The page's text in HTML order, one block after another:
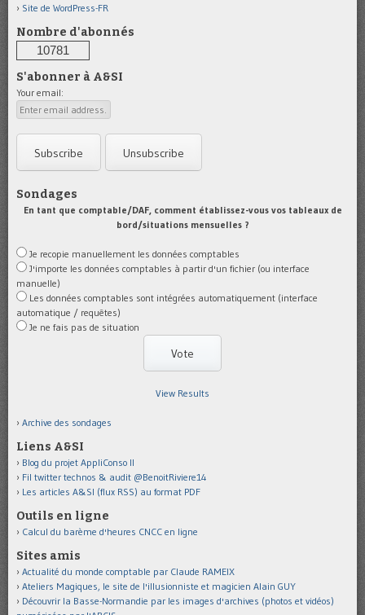
Site de WordPress-FR
Nombre d'abonnés
10781
S'abonner à A&SI
Your email:
Sondages
En tant que comptable/DAF, comment établissez-vous vos tableaux de
bord/situations mensuelles ?
Je recopie manuellement les données comptables
J'importe les données comptables à partir d'un fichier (ou interface
manuelle)
Les données comptables sont intégrées automatiquement (interface
automatique / requêtes)
Je ne fais pas de situation
View Results
Archive des sondages
Liens A&SI
Blog du projet AppliConso II
Fil twitter technos & audit @BenoitRiviere14
Les articles A&SI (flux RSS) au format PDF
Outils en ligne
Calcul du barème d'heures CNCC en ligne
Sites amis
Actualité du monde comptable par Claude RAMEIX
Ateliers Magiques, le site de l'illusionniste et magicien Alain GUY
Découvrir la Basse-Normandie par les images d'archives (photos et vidéos)